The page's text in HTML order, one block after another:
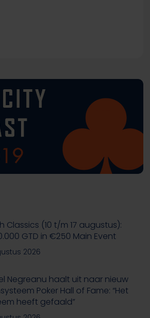
Classics (10 t/m 17 augustus):
GTD in €250 Main Event
2026
Negreanu haalt uit naar nieuw
Poker Hall of Fame: “Het
heeft gefaald”